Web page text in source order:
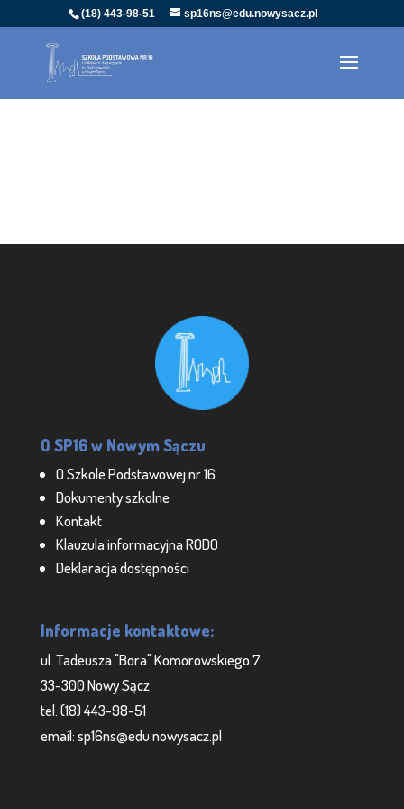
(18) 443-98-51 sp16ns@edu.nowysacz.pl
O SP16 w Nowym Sączu
O Szkole Podstawowej nr 16
Dokumenty szkolne
Kontakt
Klauzula informacyjna RODO
Deklaracja dostępności
Informacje kontaktowe:
ul. Tadeusza "Bora" Komorowskiego 7
33-300 Nowy Sącz
tel. (18) 443-98-51
email: sp16ns@edu.nowysacz.pl